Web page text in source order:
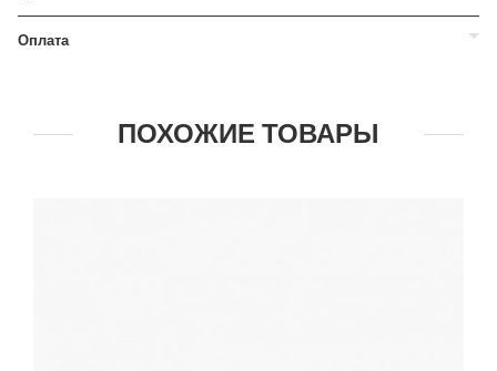
Оплата
ПОХОЖИЕ ТОВАРЫ